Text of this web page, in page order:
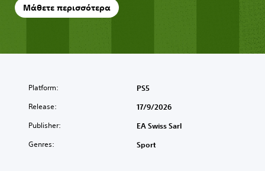
Μάθετε περισσότερα
Platform: PS5
Release: 17/9/2026
Publisher: EA Swiss Sarl
Genres: Sport